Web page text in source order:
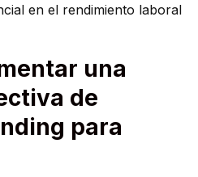
en el rendimiento laboral
una
de
para